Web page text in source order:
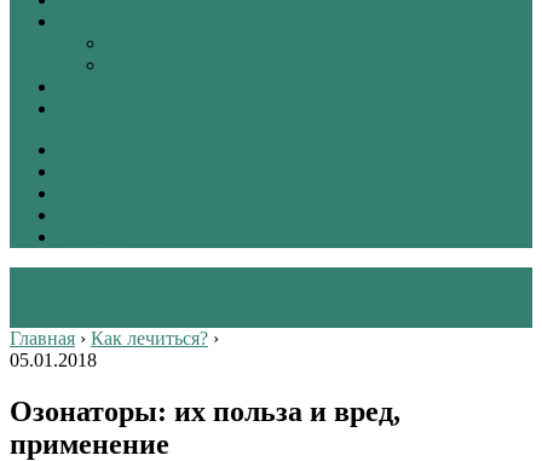
Главная › Как лечиться? ›
05.01.2018
Озонаторы: их польза и вред,
применение